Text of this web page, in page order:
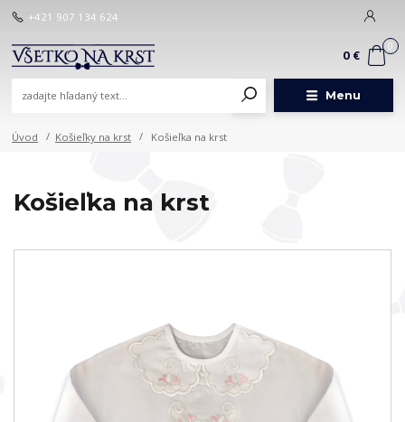
Menu
+421 907 134 624
0
0 €
Úvod Košieľky na krst Košieľka na krst
Košieľka na krst